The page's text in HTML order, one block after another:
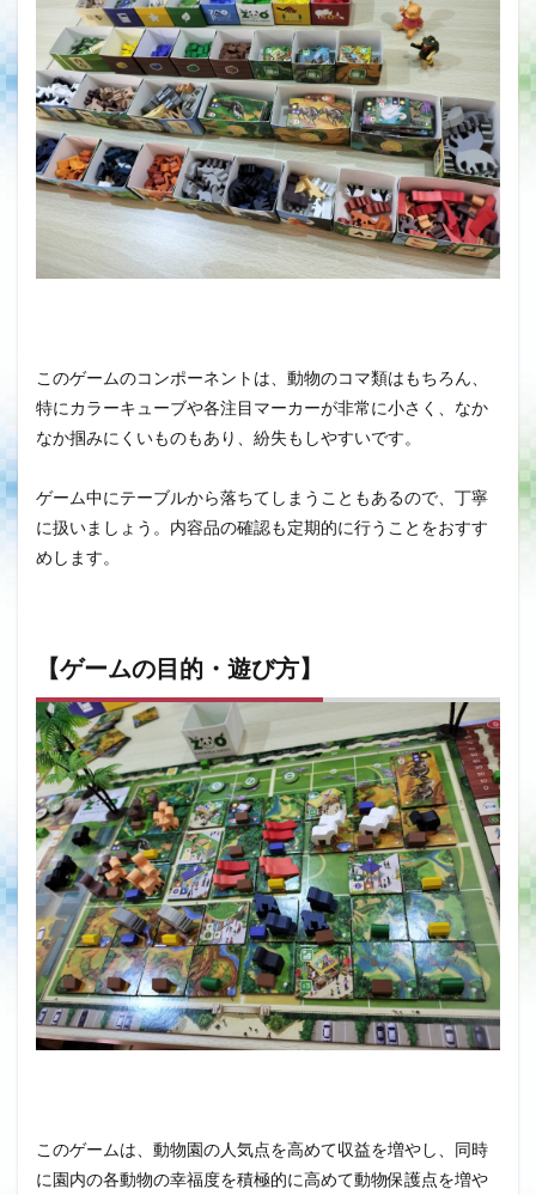
このゲームのコンポーネントは、動物のコマ類はもちろん、
特にカラーキューブや各注目マーカーが非常に小さく、なか
なか掴みにくいものもあり、紛失もしやすいです。
ゲーム中にテーブルから落ちてしまうこともあるので、丁寧
に扱いましょう。内容品の確認も定期的に行うことをおすす
めします。
【ゲームの目的・遊び方】
このゲームは、動物園の人気点を高めて収益を増やし、同時
に園内の各動物の幸福度を積極的に高めて動物保護点を増や